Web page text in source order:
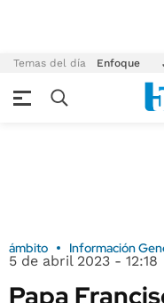
Temas del día Enfoque
ámbito Información
5 de abril 2023 - 12:18
Papa